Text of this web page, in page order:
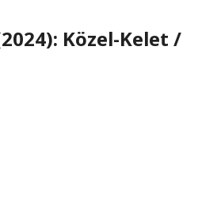
Közel-Kelet /